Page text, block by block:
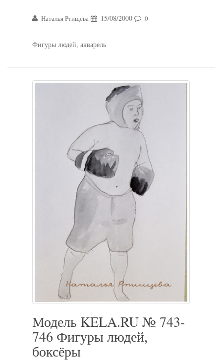
Наталья Ртищева 15/08/2000 0
Фигуры людей, акварель
Модель KELA.RU № 743-
746 Фигуры людей,
боксёры